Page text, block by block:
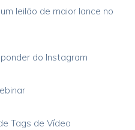
leilão de maior lance no
do Instagram
Tags de Vídeo